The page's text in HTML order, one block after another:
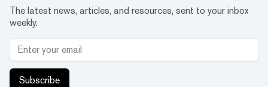
The latest news, articles, and resources, sent to your inbox
weekly.
Subscribe